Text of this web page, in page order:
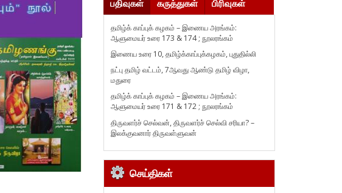
பதிவுகள் கருத்துகள் பிரிவுகள்
தமிழ்க் காப்புக் கழகம் – இணைய அரங்கம்:
ஆளுமையர் உரை 173 & 174 ; நூலரங்கம்
இணைய உரை 10, தமிழ்க்காப்புக்கழகம், புதுதில்லி
நட்பு தமிழ் வட்டம், 7ஆவது ஆண்டு தமிழ் விழா,
மதுரை
தமிழ்க் காப்புக் கழகம் – இணைய அரங்கம்:
ஆளுமையர் உரை 171 & 172 ; நூலரங்கம்
திருவளர்ச் செல்வன், திருவளர்ச் செல்வி சரியா? –
இலக்குவனார் திருவள்ளுவன்
செய்திகள்